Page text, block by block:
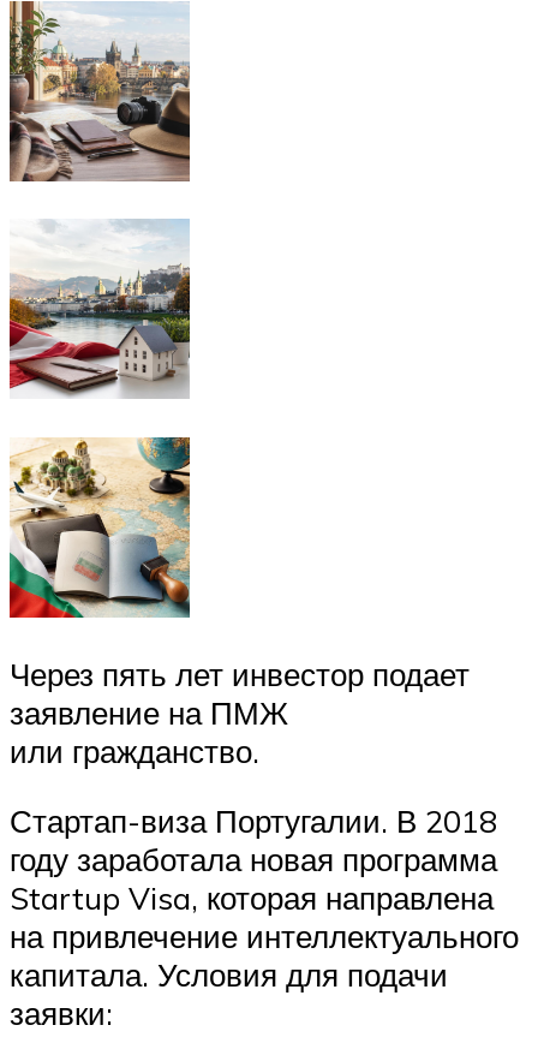
Через пять лет инвестор подает
заявление на ПМЖ
или гражданство.
Стартап-виза Португалии. В 2018
году заработала новая программа
Startup Visa, которая направлена ​
на привлечение интеллектуального
капитала. Условия для подачи
заявки: